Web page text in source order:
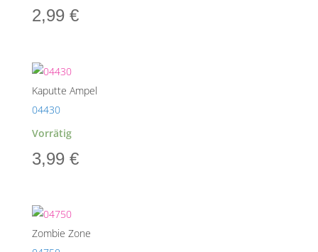
2,99 €
Kaputte Ampel
04430
Vorrätig
3,99 €
Zombie Zone